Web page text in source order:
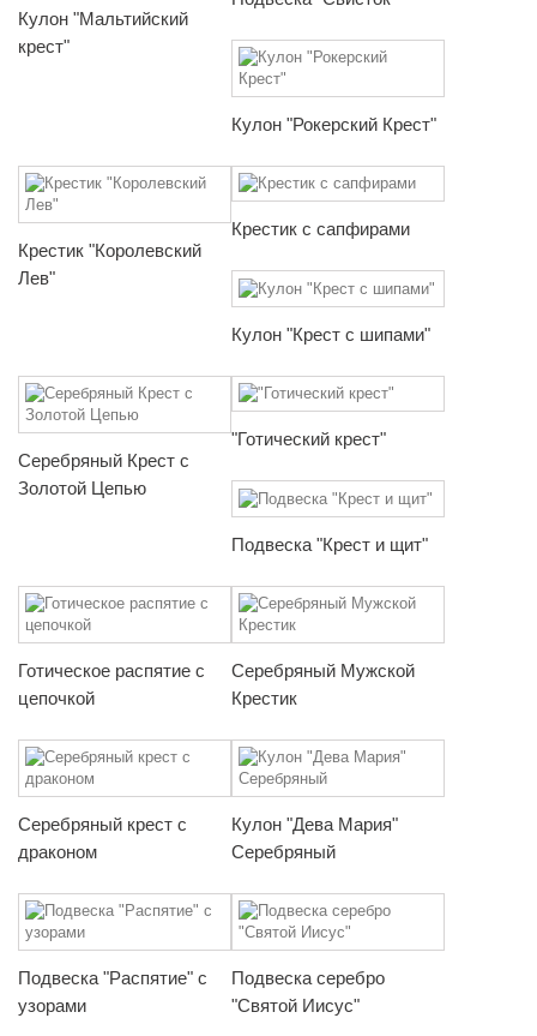
Кулон "Мальтийский
крест"
Кулон "Рокерский Крест"
Крестик "Королевский
Лев"
Крестик с сапфирами
Кулон "Крест с шипами"
Серебряный Крест с
Золотой Цепью
"Готический крест"
Подвеска "Крест и щит"
Готическое распятие с
цепочкой
Серебряный Мужской
Крестик
Серебряный крест с
драконом
Кулон "Дева Мария"
Серебряный
Подвеска "Распятие" с
узорами
Подвеска серебро
"Святой Иисус"